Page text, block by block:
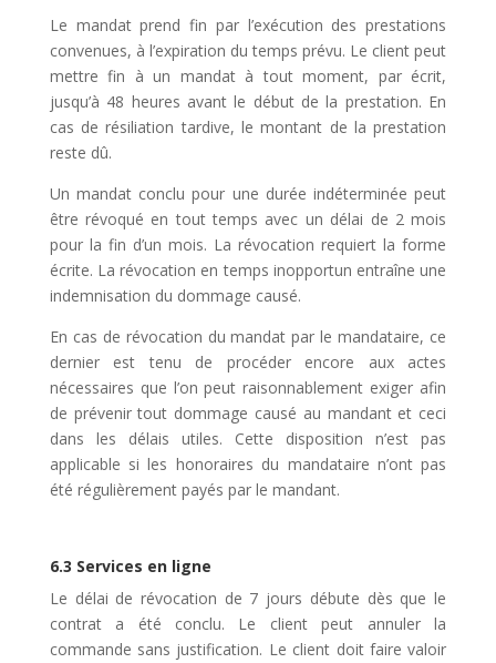
Le mandat prend fin par l’exécution des prestations
convenues, à l’expiration du temps prévu. Le client peut
mettre fin à un mandat à tout moment, par écrit,
jusqu’à 48 heures avant le début de la prestation. En
cas de résiliation tardive, le montant de la prestation
reste dû.
Un mandat conclu pour une durée indéterminée peut
être révoqué en tout temps avec un délai de 2 mois
pour la fin d’un mois. La révocation requiert la forme
écrite. La révocation en temps inopportun entraîne une
indemnisation du dommage causé.
En cas de révocation du mandat par le mandataire, ce
dernier est tenu de procéder encore aux actes
nécessaires que l’on peut raisonnablement exiger afin
de prévenir tout dommage causé au mandant et ceci
dans les délais utiles. Cette disposition n’est pas
applicable si les honoraires du mandataire n’ont pas
été régulièrement payés par le mandant.
6.3 Services en ligne
Le délai de révocation de 7 jours débute dès que le
contrat a été conclu. Le client peut annuler la
commande sans justification. Le client doit faire valoir